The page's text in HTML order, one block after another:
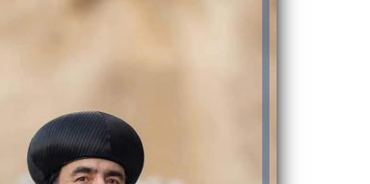
والحنجرة ينجح في استئصال ورم خبيث